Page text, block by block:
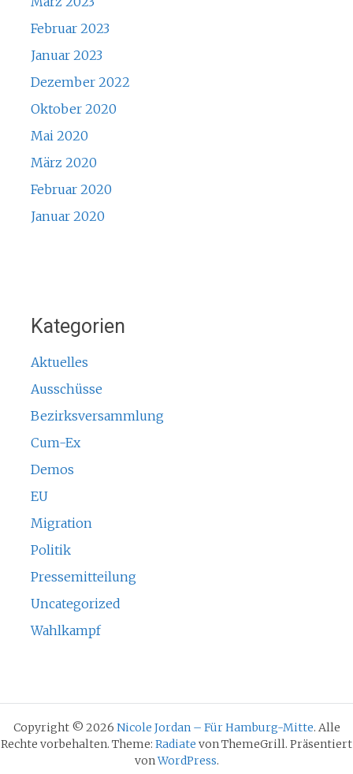
Februar 2023
Januar 2023
Dezember 2022
Oktober 2020
Mai 2020
März 2020
Februar 2020
Januar 2020
Kategorien
Aktuelles
Ausschüsse
Bezirksversammlung
Cum-Ex
Demos
EU
Migration
Politik
Pressemitteilung
Uncategorized
Wahlkampf
Copyright © 2026 Nicole Jordan – Für Hamburg-Mitte. Alle
Rechte vorbehalten. Theme: Radiate von ThemeGrill. Präsentiert
vonWordPress.